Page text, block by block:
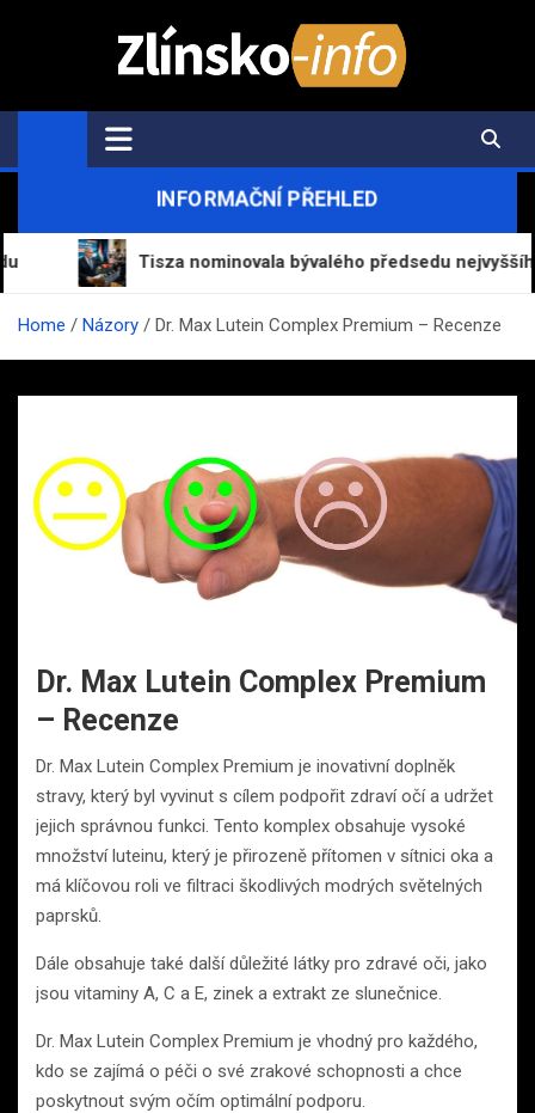
Zlínsko-Info.cz
Aktuální informace z regionu a zpravodajství
INFORMAČNÍ PŘEHLED
Tisza nominovala bývalého předsedu nejvyššího
Home Názory Dr. Max Lutein Complex Premium – Recenze
Dr. Max Lutein Complex Premium
– Recenze
Dr. Max Lutein Complex Premium je inovativní doplněk
stravy, který byl vyvinut s cílem podpořit zdraví očí a udržet
jejich správnou funkci. Tento komplex obsahuje vysoké
množství luteinu, který je přirozeně přítomen v sítnici oka a
má klíčovou roli ve filtraci škodlivých modrých světelných
paprsků.
Dále obsahuje také další důležité látky pro zdravé oči, jako
jsou vitaminy A, C a E, zinek a extrakt ze slunečnice.
Dr. Max Lutein Complex Premium je vhodný pro každého,
kdo se zajímá o péči o své zrakové schopnosti a chce
poskytnout svým očím optimální podporu.